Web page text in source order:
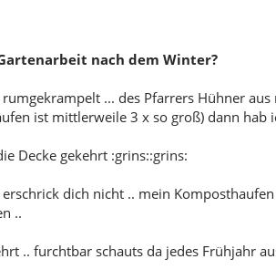
nach dem Winter?
... des Pfarrers Hühner
ist mittlerweile 3 x so groß) dann hab
Decke gekehrt :grins::grins:
dich nicht .. mein
..
.. furchtbar schauts da jedes Frühjahr